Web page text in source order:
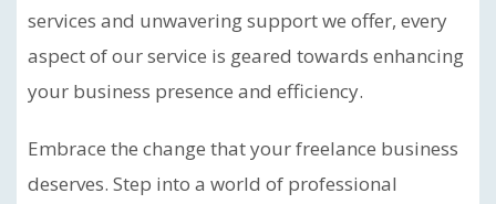
services and unwavering support we offer, every
aspect of our service is geared towards enhancing
your business presence and efficiency.
Embrace the change that your freelance business
deserves. Step into a world of professional